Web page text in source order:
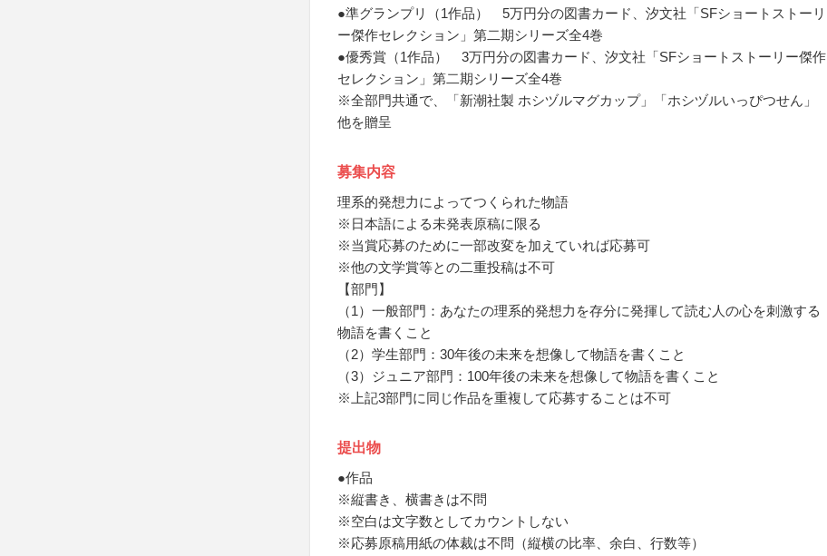
●準グランプリ（1作品） 5万円分の図書カード、汐文社「SFショートストーリ
ー傑作セレクション」第二期シリーズ全4巻
●優秀賞（1作品） 3万円分の図書カード、汐文社「SFショートストーリー傑作
セレクション」第二期シリーズ全4巻
※全部門共通で、「新潮社製 ホシヅルマグカップ」「ホシヅルいっぴつせん」
他を贈呈
募集内容
理系的発想力によってつくられた物語
※日本語による未発表原稿に限る
※当賞応募のために一部改変を加えていれば応募可
※他の文学賞等との二重投稿は不可
【部門】
（1）一般部門：あなたの理系的発想力を存分に発揮して読む人の心を刺激する
物語を書くこと
（2）学生部門：30年後の未来を想像して物語を書くこと
（3）ジュニア部門：100年後の未来を想像して物語を書くこと
※上記3部門に同じ作品を重複して応募することは不可
提出物
●作品
※縦書き、横書きは不問
※空白は文字数としてカウントしない
※応募原稿用紙の体裁は不問（縦横の比率、余白、行数等）